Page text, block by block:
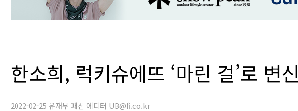
한소희, 럭키슈에뜨 ‘마린 걸’로 변신
2022-02-25 유재부 패션 에디터 UB@fi.co.kr